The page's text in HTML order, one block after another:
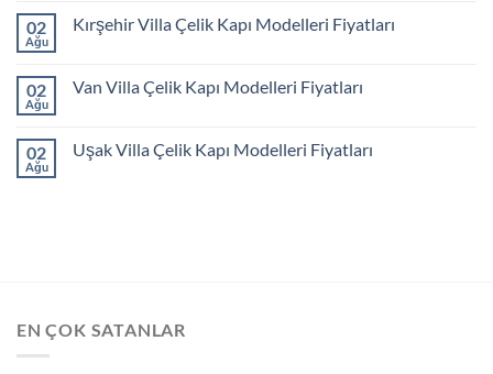
02
Ağu
Kırşehir Villa Çelik Kapı Modelleri Fiyatları
02
Ağu
Van Villa Çelik Kapı Modelleri Fiyatları
02
Ağu
Uşak Villa Çelik Kapı Modelleri Fiyatları
EN ÇOK SATANLAR